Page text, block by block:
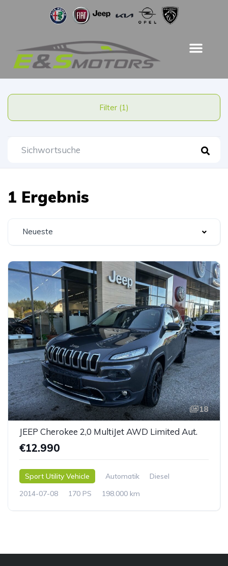
Filter (1)
1 Ergebnis
Neueste
18
JEEP Cherokee 2,0 MultiJet AWD Limited Aut.
€12.990
Sport Utility Vehicle Automatik
Diesel
2014-07-08
170 PS 198.000 km